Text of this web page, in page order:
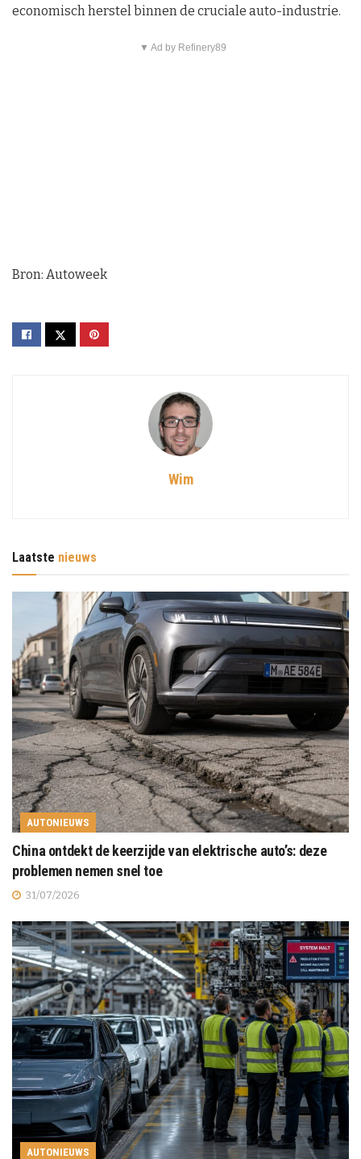
economisch herstel binnen de cruciale auto-industrie.
▼ Ad by Refinery89
Bron: Autoweek
Wim
Laatste nieuws
AUTONIEUWS
China ontdekt de keerzijde van elektrische auto’s: deze
problemen nemen snel toe
31/07/2026
AUTONIEUWS